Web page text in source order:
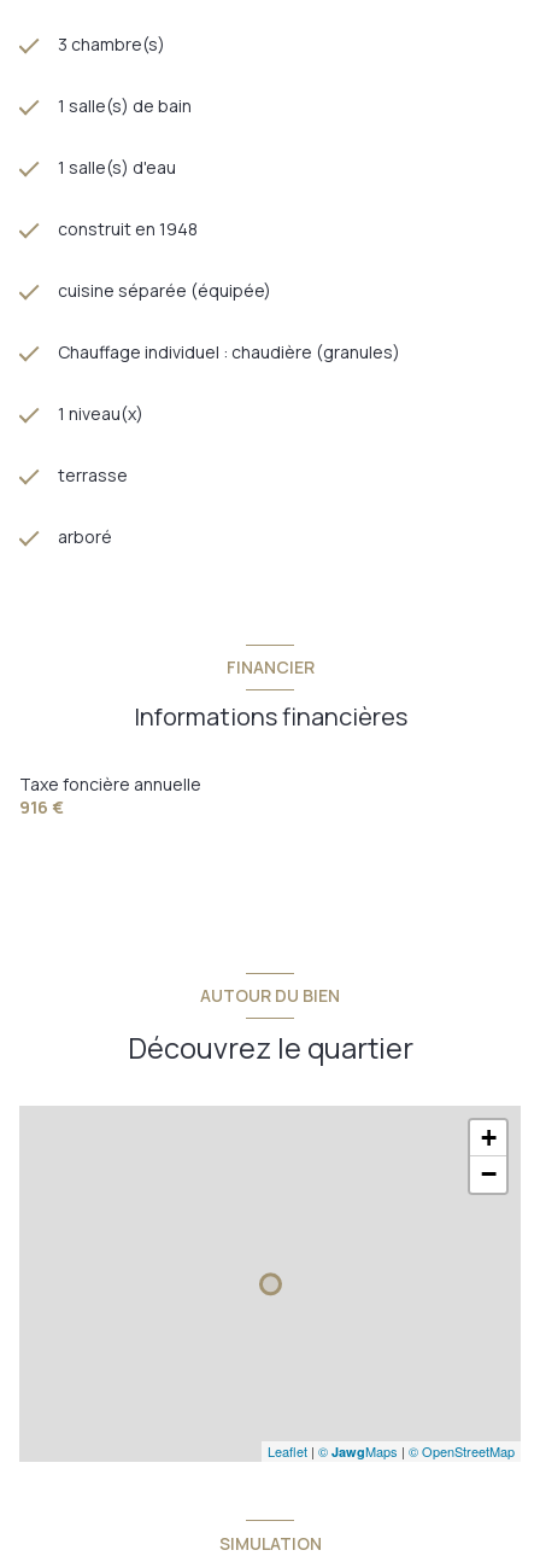
3 chambre(s)
1 salle(s) de bain
1 salle(s) d'eau
construit en 1948
cuisine séparée (équipée)
Chauffage individuel : chaudière (granules)
1 niveau(x)
terrasse
arboré
FINANCIER
Informations financières
Taxe foncière annuelle
916 €
AUTOUR DU BIEN
Découvrez le quartier
+
−
Leaflet | © JawgMaps | © OpenStreetMap
SIMULATION